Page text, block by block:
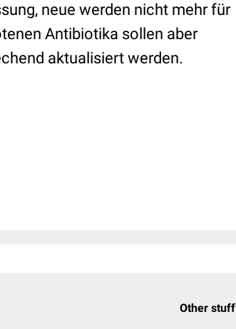
neue werden nicht mehr für
Antibiotika sollen aber
aktualisiert werden.
Other stuff